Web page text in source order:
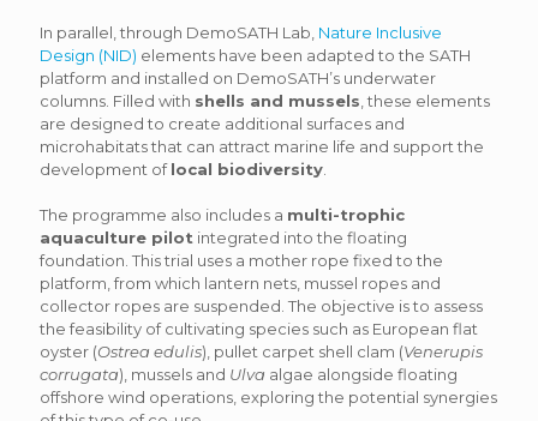
In parallel, through DemoSATH Lab, Nature Inclusive
Design (NID) elements have been adapted to the SATH
platform and installed on DemoSATH’s underwater
columns. Filled with shells and mussels , these elements
are designed to create additional surfaces and
microhabitats that can attract marine life and support the
development oflocal biodiversity
The programme also includes a multi-trophic
aquaculture pilot integrated into the floating
foundation. This trial uses a mother rope fixed to the
platform, from which lantern nets, mussel ropes and
collector ropes are suspended. The objective is to assess
the feasibility of cultivating species such as European flat
oyster (Ostrea edulis), pullet carpet shell clam (Venerupis
corrugata), mussels and Ulva algae alongside floating
offshore wind operations, exploring the potential synergies